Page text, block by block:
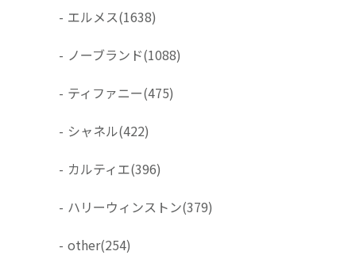
- エルメス(1638)
- ノーブランド(1088)
- ティファニー(475)
- シャネル(422)
- カルティエ(396)
- ハリーウィンストン(379)
- other(254)